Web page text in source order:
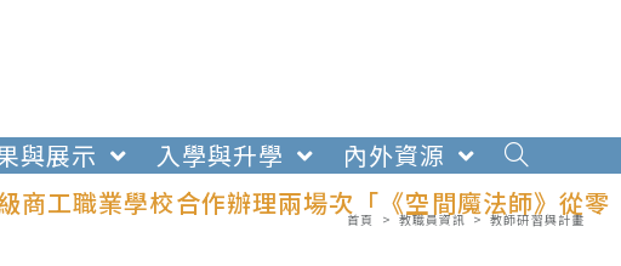
與展示 入學與升學
內外資源
工職業學校合作辦理兩場次「《空間魔法師》從零
首頁 > 教職員資訊 > 教師研習與計畫